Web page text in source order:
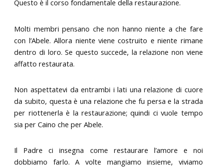
Questo è il corso fondamentale della restaurazione.
Molti membri pensano che non hanno niente a che fare
con l’Abele. Allora niente viene costruito e niente rimane
dentro di loro. Se questo succede, la relazione non viene
affatto restaurata.
Non aspettatevi da entrambi i lati una relazione di cuore
da subito, questa è una relazione che fu persa e la strada
per riottenerla è la restaurazione; quindi ci vuole tempo
sia per Caino che per Abele.
Il Padre ci insegna come restaurare l’amore e noi
dobbiamo farlo. A volte mangiamo insieme, viviamo